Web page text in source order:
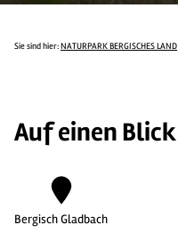
Sie sind hier:NATURPARK BERGISCHES LAND
Auf einen Blick
Bergisch Gladbach